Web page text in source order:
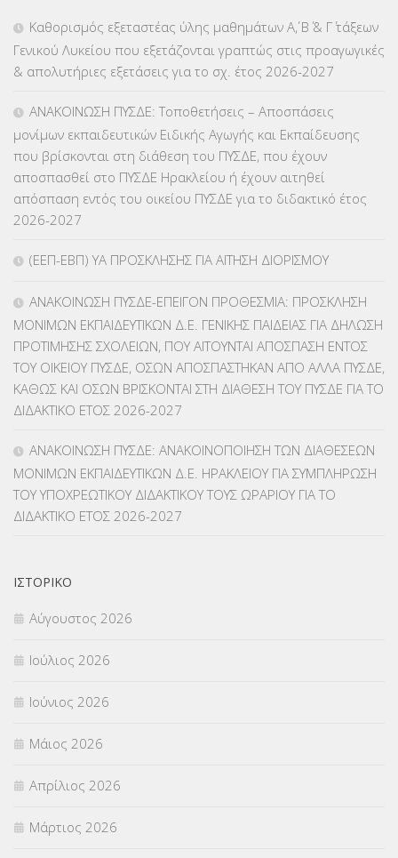
ΕΠΙΜΟΡΦΩΣΗ Τ.Π.Ε.(10)
ΚΕΣΥ(60)
ΚΕΣΥΠ(109)
ΚΠγ – ΚΡΑΤΙΚΟ ΠΙΣΤΟΠΟΙΗΤΙΚΟ ΓΛΩΣΣΟΜΑΘΕΙΑΣ
ΚΠπ- ΚΡΑΤΙΚΟ ΠΙΣΤΟΠΟΙΗΤΙΚΟ ΠΛΗΡΟΦΟΡΙΚΗΣ(12)
ΛΟΙΠΑ(309)
ΜΑΘΗΤΕΙΑ(275)
ΜΕΤΑΘΕΣΕΙΣ-ΤΟΠΟΘΕΤΗΣΕΙΣ ΒΕΛΤΙΩΣΕΙΣ(319)
ΜΕΤΑΦΟΡΑ ΜΑΘΗΤΩΝ(3)
ΝΟΜΟΘΕΣΙΑ(66)
Καθορισμός εξεταστέας ύλης μαθημάτων Α΄, Β΄ & Γ΄ τάξεων
Γενικού Λυκείου που εξετάζονται γραπτώς στις προαγωγικές
& απολυτήριες εξετάσεις για το σχ. έτος 2026-2027
ΑΝΑΚΟΙΝΩΣΗ ΠΥΣΔΕ: Τοποθετήσεις – Αποσπάσεις
μονίμων εκπαιδευτικών Ειδικής Αγωγής και Εκπαίδευσης
που βρίσκονται στη διάθεση του ΠΥΣΔΕ, που έχουν
αποσπασθεί στο ΠΥΣΔΕ Ηρακλείου ή έχουν αιτηθεί
απόσπαση εντός του οικείου ΠΥΣΔΕ για το διδακτικό έτος
2026-2027
(ΕΕΠ-ΕΒΠ) ΥΑ ΠΡΟΣΚΛΗΣΗΣ ΓΙΑ ΑΙΤΗΣΗ ΔΙΟΡΙΣΜΟΥ
ΑΝΑΚΟΙΝΩΣΗ ΠΥΣΔΕ-ΕΠΕΙΓΟΝ ΠΡΟΘΕΣΜΙΑ: ΠΡΟΣΚΛΗΣΗ
ΜΟΝΙΜΩΝ ΕΚΠΑΙΔΕΥΤΙΚΩΝ Δ.Ε. ΓΕΝΙΚΗΣ ΠΑΙΔΕΙΑΣ ΓΙΑ ΔΗΛΩΣΗ
ΠΡΟΤΙΜΗΣΗΣ ΣΧΟΛΕΙΩΝ, ΠΟΥ ΑΙΤΟΥΝΤΑΙ ΑΠΟΣΠΑΣΗ ΕΝΤΟΣ
ΤΟΥ ΟΙΚΕΙΟΥ ΠΥΣΔΕ, ΟΣΩΝ ΑΠΟΣΠΑΣΤΗΚΑΝ ΑΠΟ ΑΛΛΑ ΠΥΣΔΕ,
ΚΑΘΩΣ ΚΑΙ ΟΣΩΝ ΒΡΙΣΚΟΝΤΑΙ ΣΤΗ ΔΙΑΘΕΣΗ ΤΟΥ ΠΥΣΔΕ ΓΙΑ ΤΟ
ΔΙΔΑΚΤΙΚΟ ΕΤΟΣ 2026-2027
ΑΝΑΚΟΙΝΩΣΗ ΠΥΣΔΕ: ΑΝΑΚΟΙΝΟΠΟΙΗΣΗ ΤΩΝ ΔΙΑΘΕΣΕΩΝ
ΜΟΝΙΜΩΝ ΕΚΠΑΙΔΕΥΤΙΚΩΝ Δ.Ε. ΗΡΑΚΛΕΙΟΥ ΓΙΑ ΣΥΜΠΛΗΡΩΣΗ
ΤΟΥ ΥΠΟΧΡΕΩΤΙΚΟΥ ΔΙΔΑΚΤΙΚΟΥ ΤΟΥΣ ΩΡΑΡΙΟΥ ΓΙΑ ΤΟ
ΔΙΔΑΚΤΙΚΟ ΕΤΟΣ 2026-2027
ΙΣΤΟΡΙΚΌ
Αύγουστος 2026
Ιούλιος 2026
Ιούνιος 2026
Μάιος 2026
Απρίλιος 2026
Μάρτιος 2026